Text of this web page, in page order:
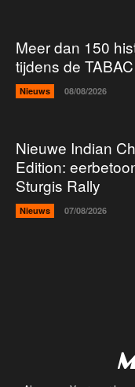
Meer dan 150
tijdens de
Nieuws 08/08/2026
Nieuwe Indian
Edition:
Sturgis Rally
Nieuws 07/08/2026